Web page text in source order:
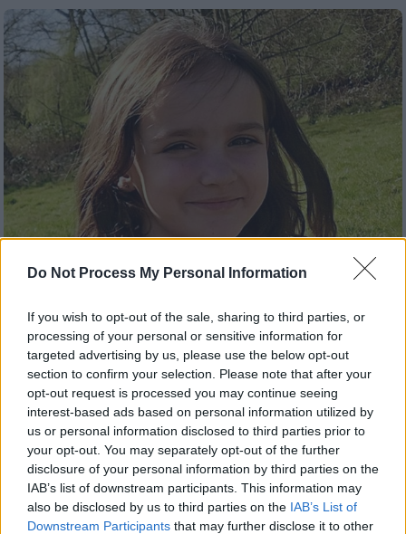
Do Not Process My Personal Information
If you wish to opt-out of the sale, sharing to third parties, or
processing of your personal or sensitive information for
targeted advertising by us, please use the below opt-out
section to confirm your selection. Please note that after your
opt-out request is processed you may continue seeing
interest-based ads based on personal information utilized by
us or personal information disclosed to third parties prior to
your opt-out. You may separately opt-out of the further
disclosure of your personal information by third parties on the
IAB’s list of downstream participants. This information may
also be disclosed by us to third parties on the IAB’s List of
Downstream Participants that may further disclose it to other
Σοκ στη Βρετανία: 16χρονος
κατηγορείται για τη δολοφονία 9χρονης
- Είχε αναζητήσει στο Google «τι γίνεται
αν σκοτώσεις»
Η μικρή Άρια φαίνεται να βρέθηκε νεκρή
μέσα στο σπίτι της, έχοντας δεχθεί μία
μαχαιριά στο στήθος